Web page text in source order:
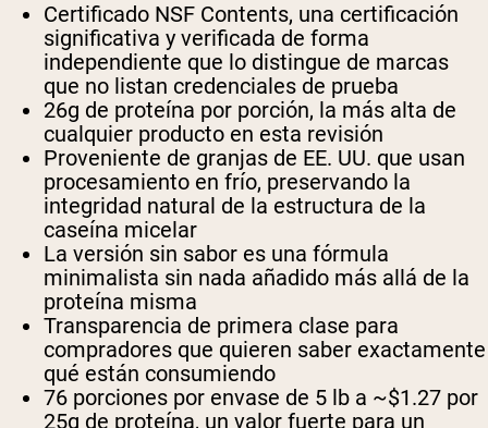
Certificado NSF Contents, una certificación
significativa y verificada de forma
independiente que lo distingue de marcas
que no listan credenciales de prueba
26g de proteína por porción, la más alta de
cualquier producto en esta revisión
Proveniente de granjas de EE. UU. que usan
procesamiento en frío, preservando la
integridad natural de la estructura de la
caseína micelar
La versión sin sabor es una fórmula
minimalista sin nada añadido más allá de la
proteína misma
Transparencia de primera clase para
compradores que quieren saber exactamente
qué están consumiendo
76 porciones por envase de 5 lb a ~$1.27 por
25g de proteína, un valor fuerte para un